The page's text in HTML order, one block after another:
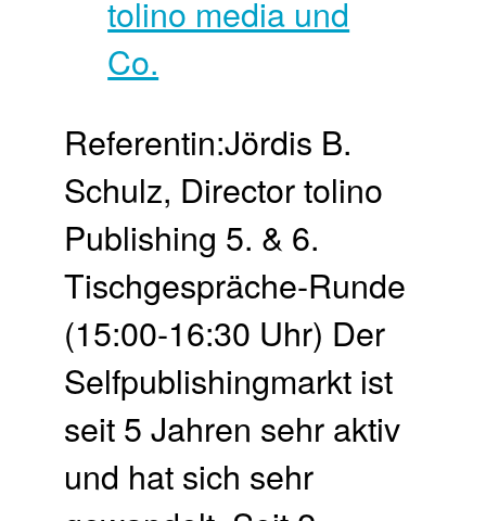
Referentin:Jördis B.
Schulz, Director tolino
Publishing 5. & 6.
Tischgespräche-Runde
(15:00-16:30 Uhr) Der
Selfpublishingmarkt ist
seit 5 Jahren sehr aktiv
und hat sich sehr